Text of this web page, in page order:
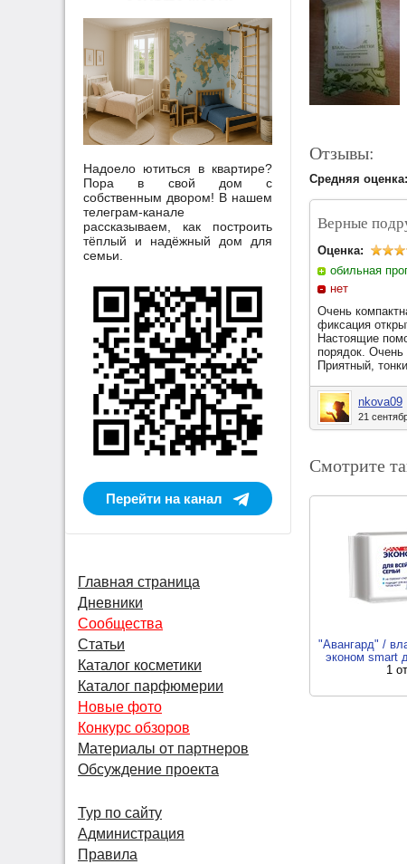
Отзывы:
Средняя оценка:
Верные
Оценка:
обильная
нет
Очень
фиксация
Настоящие
порядок.
Приятный,
nkova09
21
Смотрите
"Авангард" /
эконом smart
1
Надоело ютиться в квартире?
Пора в свой дом с
собственным двором! В нашем
телеграм-канале
рассказываем, как построить
тёплый и надёжный дом для
семьи.
Перейти на канал
Главная страница
Дневники
Сообщества
Статьи
Каталог косметики
Каталог парфюмерии
Новые фото
Конкурс обзоров
Материалы от партнеров
Обсуждение проекта
Тур по сайту
Администрация
Правила